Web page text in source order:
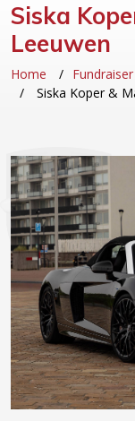
Siska
Leeuwen
Home Fundraiser
Siska Koper &